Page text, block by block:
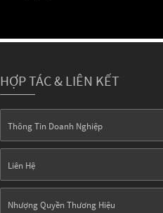
HỢP TÁC & LIÊN KẾT
Thông Tin Doanh Nghiệp
Liên Hệ
Nhượng Quyền Thương Hiệu